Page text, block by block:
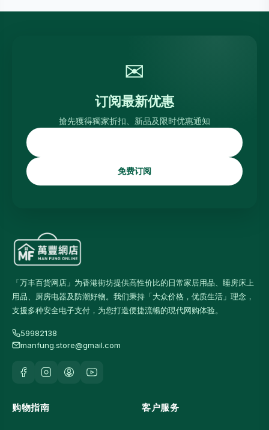
✉
订阅最新优惠
搶先獲得獨家折扣、新品及限时优惠通知
免费订阅
「万丰百货网店」为香港街坊提供高性价比的日常家居用品、睡房床上
用品、厨房电器及防潮好物。我们秉持「大众价格，优质生活」理念，
支援多种安全电子支付，为您打造便捷流暢的現代网购体验。
59982138
manfung.store@gmail.com
购物指南 客户服务